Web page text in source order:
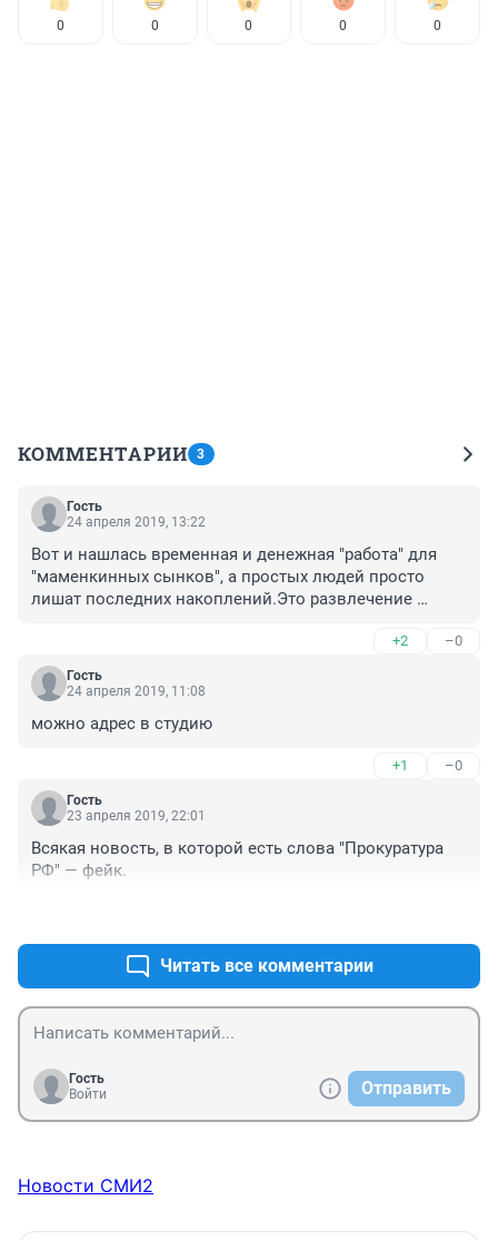
0 0 0 0 0
КОММЕНТАРИИ 3
Гость
24 апреля 2019, 13:22
Вот и нашлась временная и денежная "работа" для
"маменкинных сынков", а простых людей просто
лишат последних накоплений.Это развлечение
+2 –0
Гость
24 апреля 2019, 11:08
можно адрес в студию
+1 –0
Гость
23 апреля 2019, 22:01
Всякая новость, в которой есть слова "Прокуратура
РФ" — фейк.
Читать все комментарии
Гость
Войти
Отправить
Новости СМИ2